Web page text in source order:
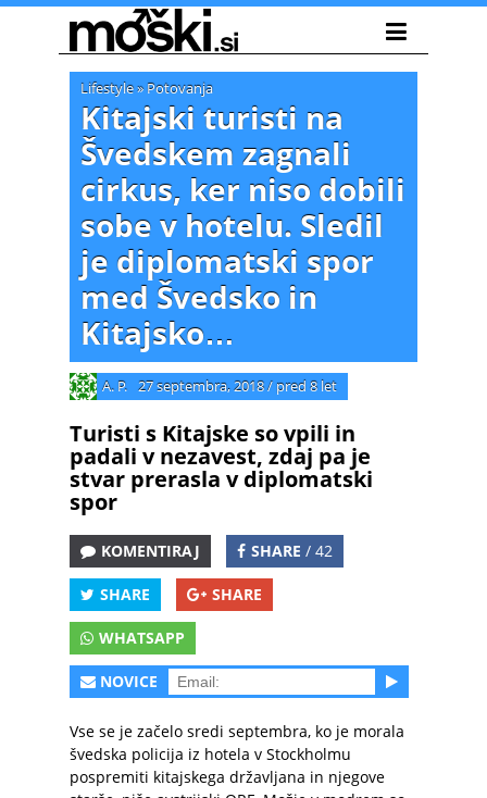
Lifestyle» Potovanja
Kitajski turisti na
Švedskem zagnali
cirkus, ker niso dobili
sobe v hotelu. Sledil
je diplomatski spor
med Švedsko in
Kitajsko…
A. P. 27 septembra, 2018/ pred 8 let
Turisti s Kitajske so vpili in
padali v nezavest, zdaj pa je
stvar prerasla v diplomatski
spor
KOMENTIRAJ SHARE / 42
SHARE SHARE
WHATSAPP
NOVICE
Vse se je začelo sredi septembra, ko je morala
švedska policija iz hotela v Stockholmu
pospremiti kitajskega državljana in njegove